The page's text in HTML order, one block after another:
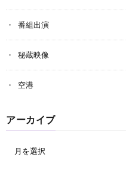
番組出演
秘蔵映像
空港
アーカイブ